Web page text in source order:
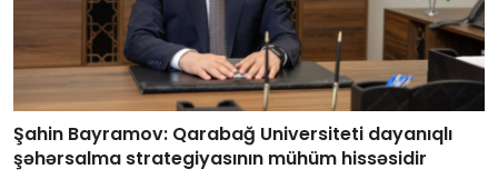
Şahin Bayramov: Qarabağ Universiteti dayanıqlı
şəhərsalma strategiyasının mühüm hissəsidir